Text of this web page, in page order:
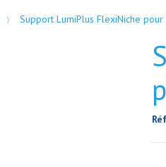
Support LumiPlus FlexiNiche